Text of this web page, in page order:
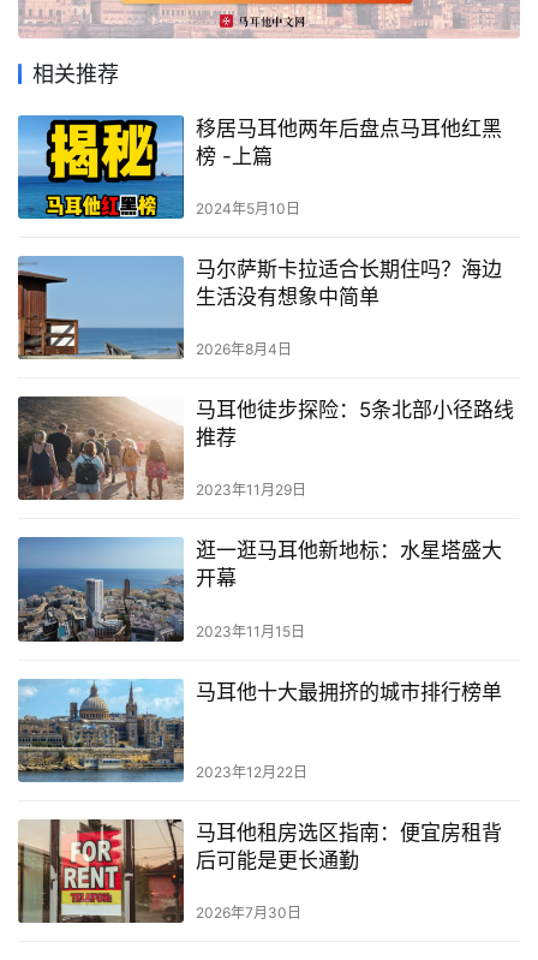
耳
他
移
民
留
学
育
网
址
导
航
相关推荐
移居马耳他两年后盘点马耳他红黑
榜 -上篇
2024年5月10日
马尔萨斯卡拉适合长期住吗？海边
生活没有想象中简单
2026年8月4日
马耳他徒步探险：5条北部小径路线
推荐
2023年11月29日
逛一逛马耳他新地标：水星塔盛大
开幕
2023年11月15日
马耳他十大最拥挤的城市排行榜单
2023年12月22日
马耳他租房选区指南：便宜房租背
后可能是更长通勤
2026年7月30日